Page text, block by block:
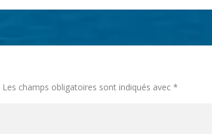
Les champs obligatoires sont indiqués avec*